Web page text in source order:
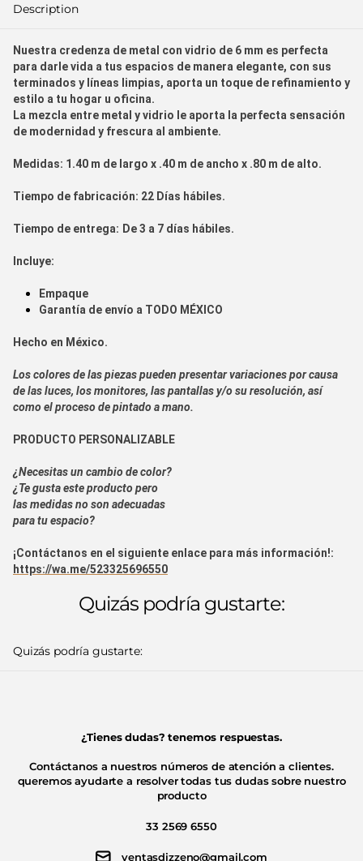
Description
Nuestra credenza de metal con vidrio de 6 mm es perfecta
para darle vida a tus espacios de manera elegante, con sus
terminados y líneas limpias, aporta un toque de refinamiento y
estilo a tu hogar u oficina.
La mezcla entre metal y vidrio le aporta la perfecta sensación
de modernidad y frescura al ambiente.
Medidas: 1.40 m de largo x .40 m de ancho x .80 m de alto.
Tiempo de fabricación: 22 Días hábiles.
Tiempo de entrega: De 3 a 7 días hábiles.
Incluye:
Empaque
Garantía de envío a TODO MÉXICO
Hecho en México.
Los colores de las piezas pueden presentar variaciones por causa
de las luces, los monitores, las pantallas y/o su resolución, así
como el proceso de pintado a mano.
PRODUCTO PERSONALIZABLE
¿Necesitas un cambio de color?
¿Te gusta este producto pero
las medidas no son adecuadas
para tu espacio?
¡Contáctanos en el siguiente enlace para más información!:
https://wa.me/523325696550
Quizás podría gustarte:
Quizás podría gustarte:
¿Tienes dudas? tenemos respuestas.
Contáctanos a nuestros números de atención a clientes.
queremos ayudarte a resolver todas tus dudas sobre nuestro
producto
33 2569 6550
ventasdizzeno@gmail.com